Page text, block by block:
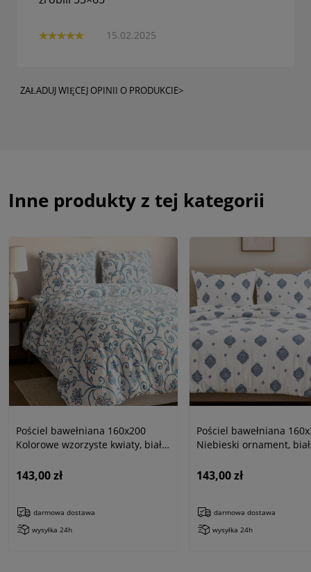
15.02.2025
ZAŁADUJ WIĘCEJ OPINII O PRODUKCIE>
Inne produkty z tej kategorii
Pościel bawełniana 160x200
Kolorowe wzorzyste kwiaty, biała
143,00 zł
darmowa dostawa
wysyłka 24h
Pościel bawełniana
Niebieski ornament,
143,00 zł
darmowa dostawa
wysyłka 24h